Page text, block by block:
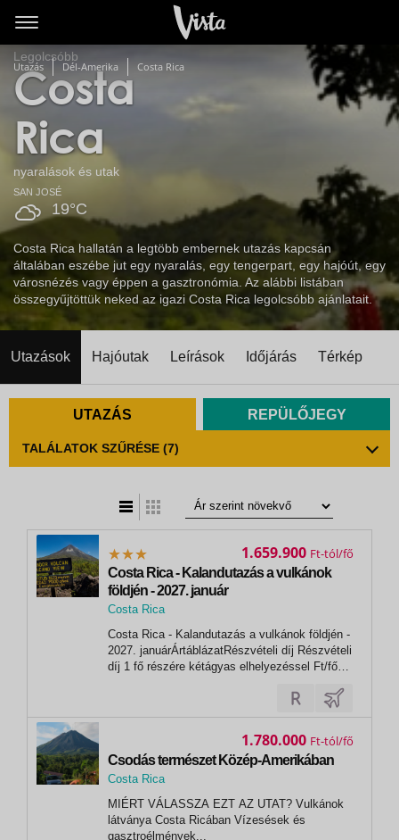
Utazás Dél-Amerika Costa Rica
Legolcsóbb
Costa
Rica
nyaralások és utak
19°C
SAN JOSÉ
Costa Rica hallatán a legtöbb embernek utazás kapcsán
általában eszébe jut egy nyaralás, egy tengerpart, egy hajóút, egy
városnézés vagy éppen a gasztronómia. Az alábbi listában
összegyűjtöttük neked az igazi Costa Rica legolcsóbb ajánlatait.
Utazások Hajóutak Leírások Időjárás Térkép
UTAZÁS REPÜLŐJEGY
TALÁLATOK SZŰRÉSE (7)
Costa Rica - Kalandutazás a vulkánok
földjén - 2027. január
Costa Rica
Costa Rica - Kalandutazás a vulkánok földjén -
2027. januárÁrtáblázatRészvételi díj Részvételi
díj 1 fő részére kétágyas elhelyezéssel Ft/fő
Teljes csomagár 1 fő részére útlemondási...
1.659.900 Ft
Csodás természet Közép-Amerikában
Costa Rica
, Panamaváros
MIÉRT VÁLASSZA EZT AZ UTAT? Vulkánok
látványa Costa Ricában Vízesések és
gasztroélmények...
1.780.000 Ft